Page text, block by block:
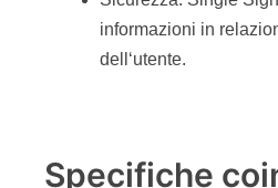
informazioni in
dell‘utente.
Specifiche